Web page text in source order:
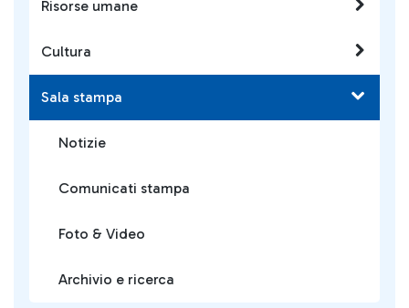
Risorse umane
Cultura
Sala stampa
Notizie
Comunicati stampa
Foto & Video
Archivio e ricerca